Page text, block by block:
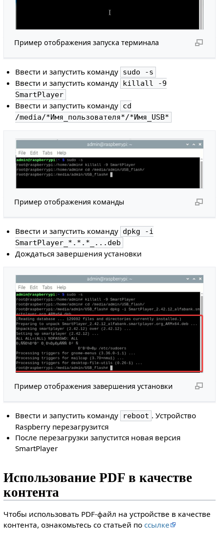
Пример отображения запуска терминала
Ввести и запустить команду sudo -s
Ввести и запустить команду
killall -9
SmartPlayer
Ввести и запустить команду cd
/media/*Имя_пользователя*/*Имя_USB*
Пример отображения команды
Ввести и запустить команду dpkg -i
SmartPlayer_*.*.*_...deb
Дождаться завершения установки
Пример отображения завершения установки
Ввести и запустить команду reboot . Устройство
Raspberry перезагрузится
После перезагрузки запустится новая версия
SmartPlayer
Использование PDF в качестве
контента
Чтобы использовать PDF-файл на устройстве в качестве
контента, ознакомьтесь со статьей по ссылке